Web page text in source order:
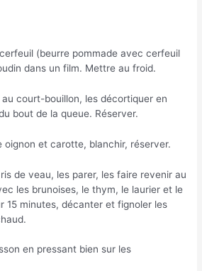
(beurre pommade avec cerfeuil
dans un film. Mettre au froid.
court-bouillon, les décortiquer en
bout de la queue. Réserver.
oignon et carotte, blanchir, réserver.
de veau, les parer, les faire revenir au
les brunoises, le thym, le laurier et le
15 minutes, décanter et fignoler les
en pressant bien sur les